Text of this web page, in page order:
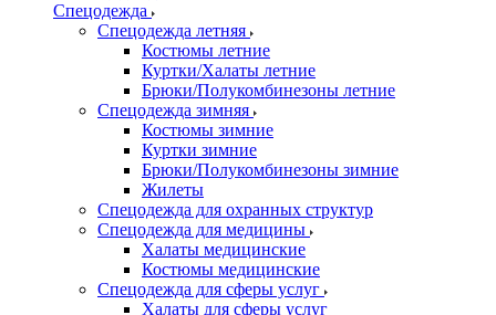
Спецодежда
Спецодежда летняя
Костюмы летние
Куртки/Халаты летние
Брюки/Полукомбинезоны летние
Спецодежда зимняя
Костюмы зимние
Куртки зимние
Брюки/Полукомбинезоны зимние
Жилеты
Спецодежда для охранных структур
Спецодежда для медицины
Халаты медицинские
Костюмы медицинские
Спецодежда для сферы услуг
Халаты для сферы услуг